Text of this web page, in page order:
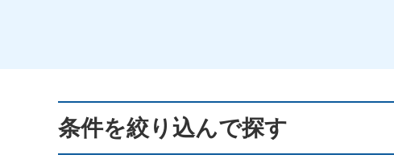
条件を絞り込んで探す